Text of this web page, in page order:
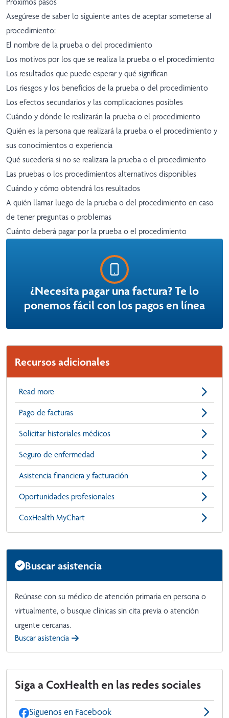
Asegúrese de saber lo siguiente antes de aceptar someterse al
procedimiento:
El nombre de la prueba o del procedimiento
Los motivos por los que se realiza la prueba o el procedimiento
Los resultados que puede esperar y qué significan
Los riesgos y los beneficios de la prueba o del procedimiento
Los efectos secundarios y las complicaciones posibles
Cuándo y dónde le realizarán la prueba o el procedimiento
Quién es la persona que realizará la prueba o el procedimiento y
sus conocimientos o experiencia
Qué sucedería si no se realizara la prueba o el procedimiento
Las pruebas o los procedimientos alternativos disponibles
Cuándo y cómo obtendrá los resultados
A quién llamar luego de la prueba o del procedimiento en caso
de tener preguntas o problemas
Cuánto deberá pagar por la prueba o el procedimiento
¿Necesita pagar una factura? Te lo
ponemos fácil con los pagos en línea
Recursos adicionales
Read more
Pago de facturas
Solicitar historiales médicos
Seguro de enfermedad
Asistencia financiera y facturación
Oportunidades profesionales
CoxHealth MyChart
Buscar asistencia
Reúnase con su médico de atención primaria en persona o
virtualmente, o busque clínicas sin cita previa o atención
urgente cercanas.
Buscar asistencia
Siga a CoxHealth en las redes sociales
Síguenos en Facebook